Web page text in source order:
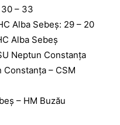
– 33
Alba Sebeș: 29 – 20
Alba Sebeș
Neptun Constanța
Constanța – CSM
– HM Buzău